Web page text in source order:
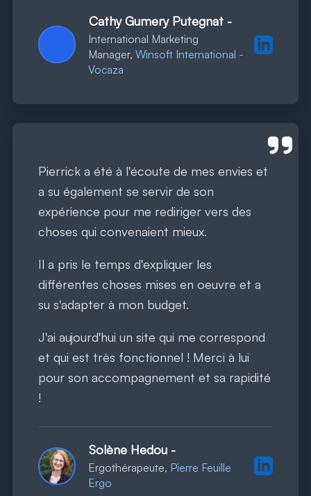
Cathy Gumery Putegnat-
International Marketing
Manager, Winsoft International -
Vocaza
Profil
Pierrick a été à l'écoute de mes envies et
a su également se servir de son
expérience pour me rediriger vers des
choses qui convenaient mieux.
Il a pris le temps d'expliquer les
différentes choses mises en oeuvre et a
su s'adapter à mon budget.
J'ai aujourd'hui un site qui me correspond
et qui est très fonctionnel ! Merci à lui
pour son accompagnement et sa rapidité
!
Solène Hedou-
Ergothérapeute, Pierre Feuille
Ergo
Profil